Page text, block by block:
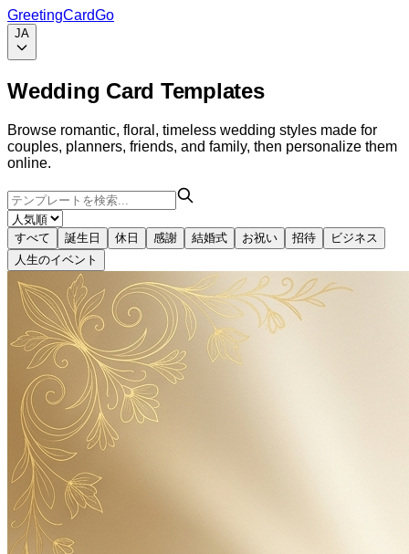
GreetingCardGo
JA
Wedding Card Templates
Browse romantic, floral, timeless wedding styles made for
couples, planners, friends, and family, then personalize them
online.
すべて 誕生日 休日 感謝 結婚式 お祝い 招待
ビジネス
人生のイベント